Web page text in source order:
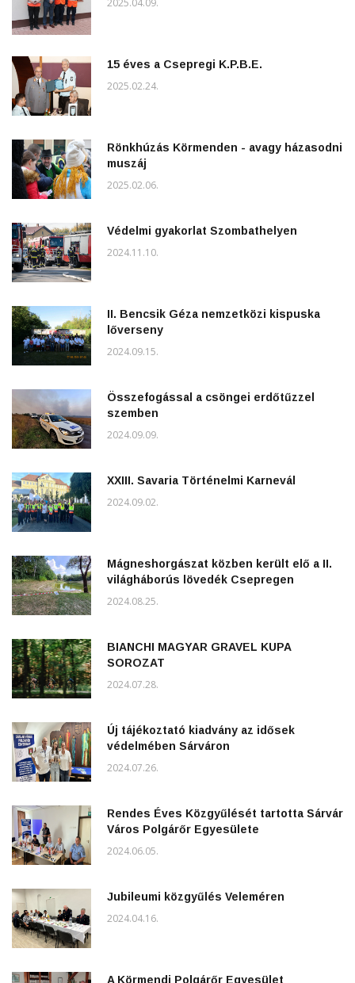
2025.04.09.
15 éves a Csepregi K.P.B.E.
2025.02.24.
Rönkhúzás Körmenden - avagy házasodni
muszáj
2025.02.06.
Védelmi gyakorlat Szombathelyen
2024.11.10.
II. Bencsik Géza nemzetközi kispuska
lőverseny
2024.09.15.
Összefogással a csöngei erdőtűzzel
szemben
2024.09.09.
XXIII. Savaria Történelmi Karnevál
2024.09.02.
Mágneshorgászat közben került elő a II.
világháborús lövedék Csepregen
2024.08.25.
BIANCHI MAGYAR GRAVEL KUPA
SOROZAT
2024.07.28.
Új tájékoztató kiadvány az idősek
védelmében Sárváron
2024.07.26.
Rendes Éves Közgyűlését tartotta Sárvár
Város Polgárőr Egyesülete
2024.06.05.
Jubileumi közgyűlés Veleméren
2024.04.16.
A Körmendi Polgárőr Egyesület